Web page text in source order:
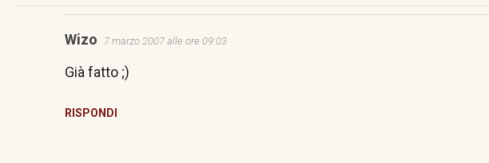
Wizo 7 marzo 2007 alle ore 09:03
Già fatto ;)
RISPONDI